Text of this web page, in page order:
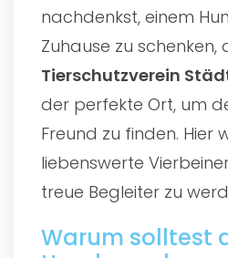
nachdenkst, einem
Zuhause zu schenken,
Tierschutzverein
der perfekte Ort, um
Freund zu finden. Hier
liebenswerte
treue Begleiter zu
Warum solltest